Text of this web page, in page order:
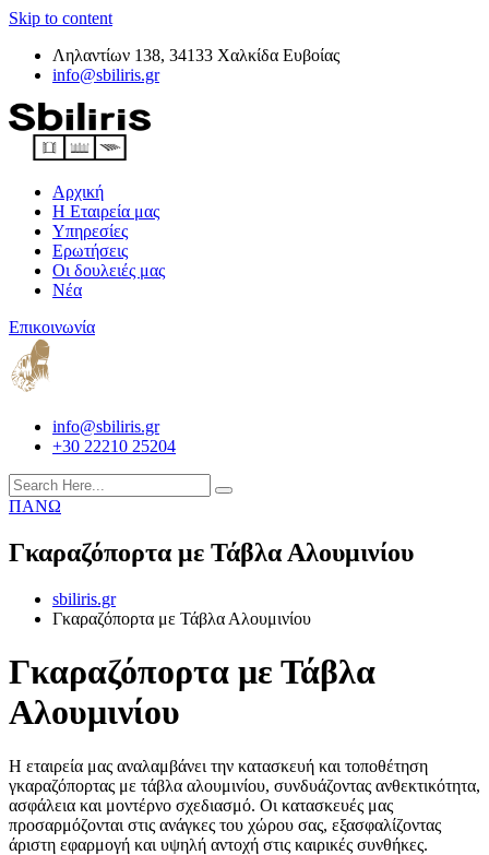
Skip to content
Ληλαντίων 138, 34133 Χαλκίδα Ευβοίας
info@sbiliris.gr
Αρχική
Η Εταιρεία μας
Υπηρεσίες
Ερωτήσεις
Οι δουλειές μας
Νέα
Επικοινωνία
info@sbiliris.gr
+30 22210 25204
ΠΑΝΩ
Γκαραζόπορτα με Τάβλα Αλουμινίου
sbiliris.gr
Γκαραζόπορτα με Τάβλα Αλουμινίου
Γκαραζόπορτα με Τάβλα
Αλουμινίου
Η εταιρεία μας αναλαμβάνει την κατασκευή και τοποθέτηση
γκαραζόπορτας με τάβλα αλουμινίου, συνδυάζοντας ανθεκτικότητα,
ασφάλεια και μοντέρνο σχεδιασμό. Οι κατασκευές μας
προσαρμόζονται στις ανάγκες του χώρου σας, εξασφαλίζοντας
άριστη εφαρμογή και υψηλή αντοχή στις καιρικές συνθήκες.